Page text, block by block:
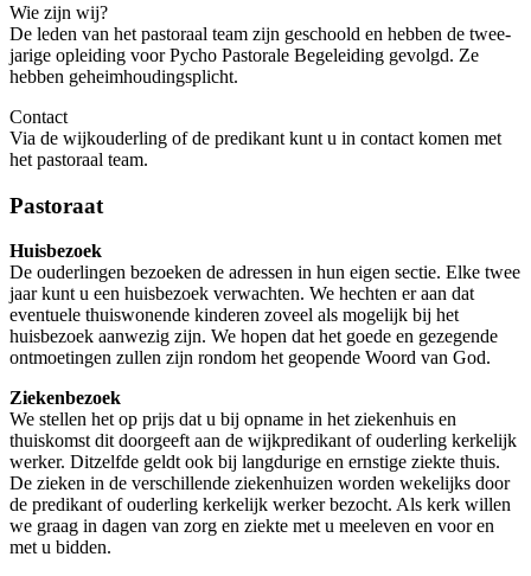
Wie zijn wij?
De leden van het pastoraal team zijn geschoold en hebben de twee-
jarige opleiding voor Pycho Pastorale Begeleiding gevolgd. Ze
hebben geheimhoudingsplicht.
Contact
Via de wijkouderling of de predikant kunt u in contact komen met
het pastoraal team.
Pastoraat
Huisbezoek
De ouderlingen bezoeken de adressen in hun eigen sectie. Elke twee
jaar kunt u een huisbezoek verwachten. We hechten er aan dat
eventuele thuiswonende kinderen zoveel als mogelijk bij het
huisbezoek aanwezig zijn. We hopen dat het goede en gezegende
ontmoetingen zullen zijn rondom het geopende Woord van God.
Ziekenbezoek
We stellen het op prijs dat u bij opname in het ziekenhuis en
thuiskomst dit doorgeeft aan de wijkpredikant of ouderling kerkelijk
werker. Ditzelfde geldt ook bij langdurige en ernstige ziekte thuis.
De zieken in de verschillende ziekenhuizen worden wekelijks door
de predikant of ouderling kerkelijk werker bezocht. Als kerk willen
we graag in dagen van zorg en ziekte met u meeleven en voor en
met u bidden.